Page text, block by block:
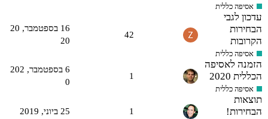
אסיפה כללית
עדכון לגבי
הבחירות
הקרובות
אסיפה כללית
42
16 בספטמבר,‏ 20
20
הזמנה לאסיפה
הכללית 2020
אסיפה כללית
1
6 בספטמבר,‏ 202
0
תוצאות
הבחירות!
1 25 ביוני,‏ 2019